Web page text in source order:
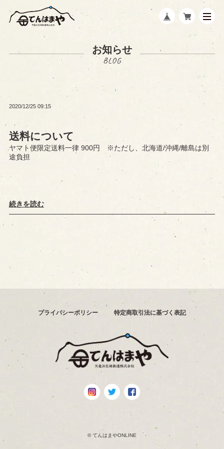
お知らせ
送料について
2020/12/25 09:15
ヤマト便限定送料一律 900円 ※ただし、北海道/沖縄/離島は別
途負担
続きを読む
プライバシーポリシー 特定商取引法に基づく表記
© てんはまやONLINE